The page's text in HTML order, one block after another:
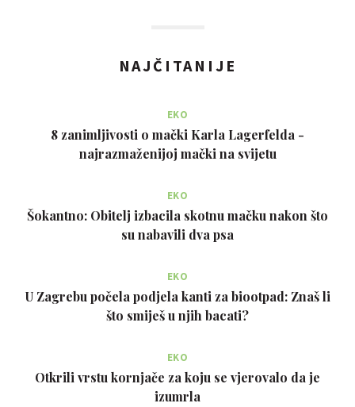
NAJČITANIJE
EKO
8 zanimljivosti o mački Karla Lagerfelda -
najrazmaženijoj mački na svijetu
EKO
Šokantno: Obitelj izbacila skotnu mačku nakon što
su nabavili dva psa
EKO
U Zagrebu počela podjela kanti za biootpad: Znaš li
što smiješ u njih bacati?
EKO
Otkrili vrstu kornjače za koju se vjerovalo da je
izumrla